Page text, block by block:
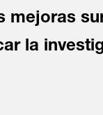
mejoras
la